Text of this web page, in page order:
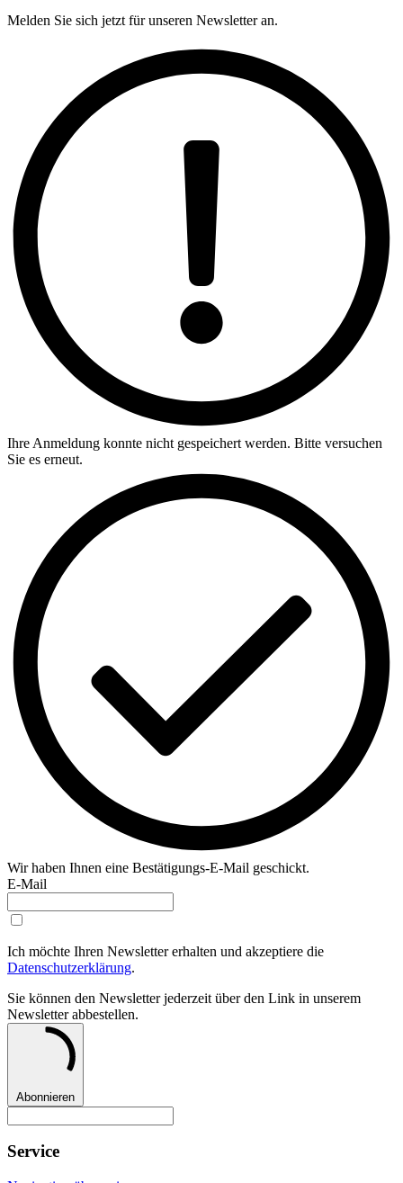
Melden Sie sich jetzt für unseren Newsletter an.
Ihre Anmeldung konnte nicht gespeichert werden. Bitte versuchen
Sie es erneut.
Wir haben Ihnen eine Bestätigungs-E-Mail geschickt.
E-Mail
Ich möchte Ihren Newsletter erhalten und akzeptiere die
Datenschutzerklärung.
Sie können den Newsletter jederzeit über den Link in unserem
Newsletter abbestellen.
Abonnieren
Service